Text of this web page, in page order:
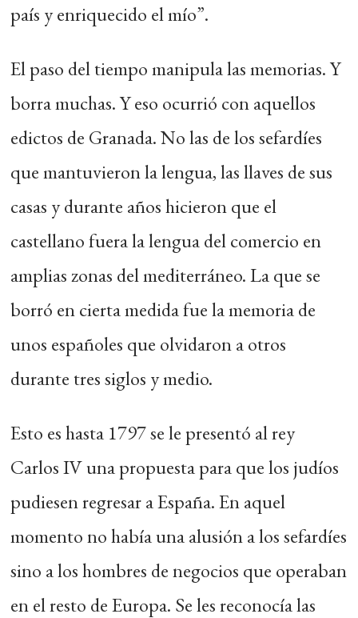
país y enriquecido el mío”.
El paso del tiempo manipula las memorias. Y
borra muchas. Y eso ocurrió con aquellos
edictos de Granada. No las de los sefardíes
que mantuvieron la lengua, las llaves de sus
casas y durante años hicieron que el
castellano fuera la lengua del comercio en
amplias zonas del mediterráneo. La que se
borró en cierta medida fue la memoria de
unos españoles que olvidaron a otros
durante tres siglos y medio.
Esto es hasta 1797 se le presentó al rey
Carlos IV una propuesta para que los judíos
pudiesen regresar a España. En aquel
momento no había una alusión a los sefardíes
sino a los hombres de negocios que operaban
en el resto de Europa. Se les reconocía las